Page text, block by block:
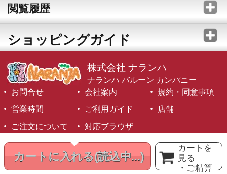
カートに入れる(読込中...)
カートを
見る
・ご精算
閲覧履歴
ショッピングガイド
株式会社 ナランハ
ナランハ バルーン カンパニー
お問合せ
会社案内
規約・同意事項
営業時間
ご利用ガイド
店舗
ご注文について
対応ブラウザ
©1999-2026 NARANJA Inc. All Rights Reserved.